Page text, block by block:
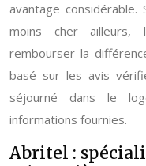
avantage
moins cher ailleurs,
rembourser la
basé sur les avis
séjourné dans le
informations fournies.
Abritel :